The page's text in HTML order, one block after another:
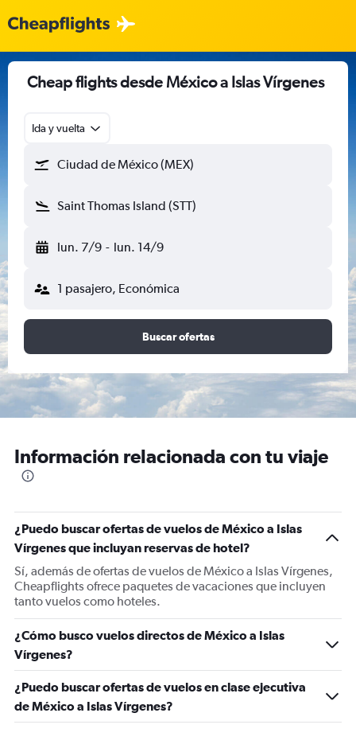
Cheap flights desde México a Islas Vírgenes
Ida y vuelta
Ciudad de México (MEX)
Saint Thomas Island (STT)
lun. 7/9 - lun. 14/9
1 pasajero, Económica
Buscar ofertas
Información relacionada con tu viaje
¿Puedo buscar ofertas de vuelos de México a Islas
Vírgenes que incluyan reservas de hotel?
Sí, además de ofertas de vuelos de México a Islas Vírgenes,
Cheapflights ofrece paquetes de vacaciones que incluyen
tanto vuelos como hoteles.
¿Cómo busco vuelos directos de México a Islas
Vírgenes?
¿Puedo buscar ofertas de vuelos en clase ejecutiva
de México a Islas Vírgenes?